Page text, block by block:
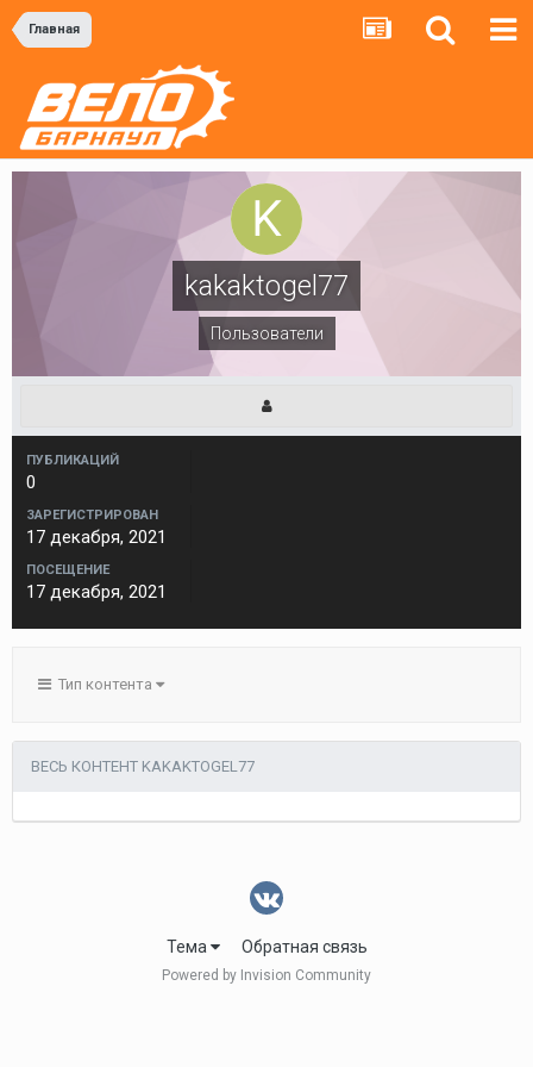
Главная
kakaktogel77
Пользователи
ПУБЛИКАЦИЙ
0
ЗАРЕГИСТРИРОВАН
17 декабря, 2021
ПОСЕЩЕНИЕ
17 декабря, 2021
Тип контента
ВЕСЬ КОНТЕНТ KAKAKTOGEL77
Тема Обратная связь
Powered by Invision Community